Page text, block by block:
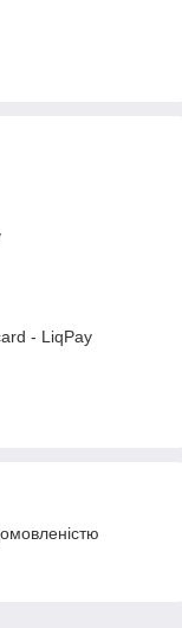
- LiqPay